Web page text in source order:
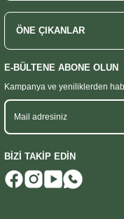
ÖNE ÇIKANLAR
E-BÜLTENE ABONE OLUN
Kampanya ve yeniliklerden
BİZİ TAKİP EDİN